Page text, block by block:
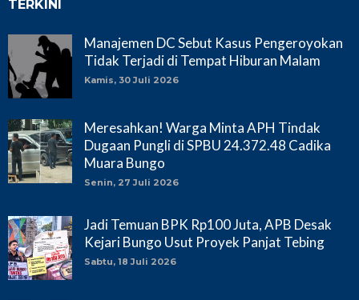
TERKINI
Manajemen DC Sebut Kasus Pengeroyokan
Tidak Terjadi di Tempat Hiburan Malam
Kamis, 30 Juli 2026
Meresahkan! Warga Minta APH Tindak
Dugaan Pungli di SPBU 24.372.48 Cadika
Muara Bungo
Senin, 27 Juli 2026
Jadi Temuan BPK Rp100 Juta, APB Desak
Kejari Bungo Usut Proyek Panjat Tebing
Sabtu, 18 Juli 2026